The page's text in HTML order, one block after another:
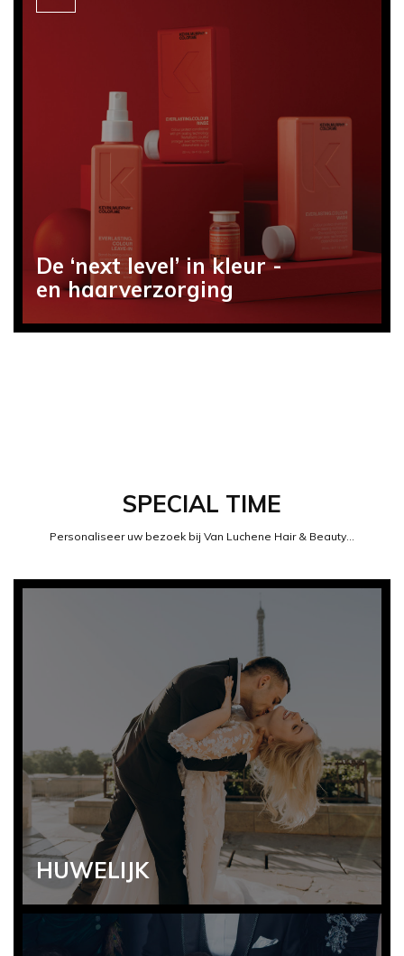
De ‘next level’ in kleur -
en haarverzorging
SPECIAL TIME
Personaliseer uw bezoek bij Van Luchene Hair & Beauty...
HUWELIJK